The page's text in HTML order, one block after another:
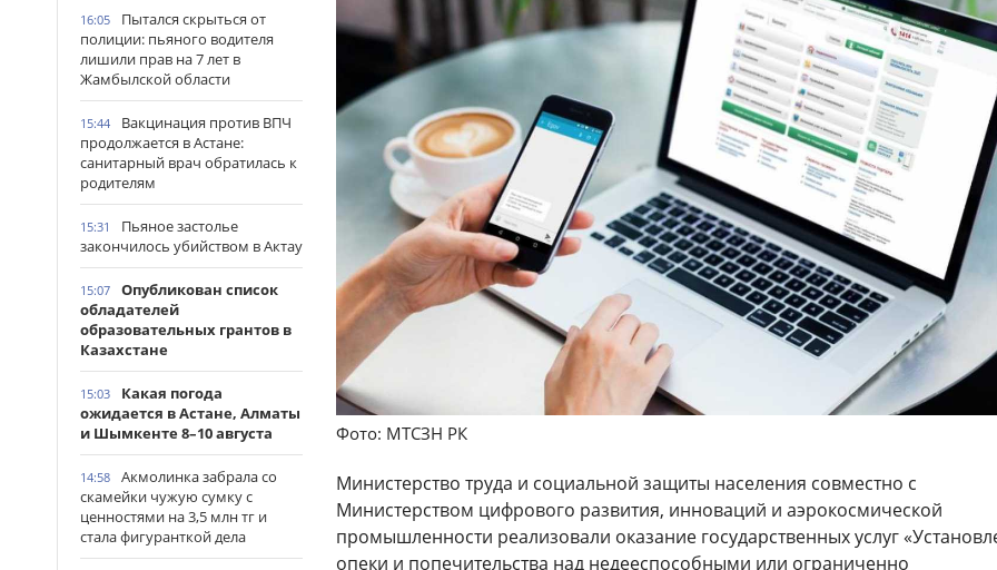
16:05
Пытался скрыться от
полиции: пьяного водителя
лишили прав на 7 лет в
Жамбылской области
15:44
Вакцинация против ВПЧ
продолжается в Астане:
санитарный врач обратилась к
родителям
15:31
Пьяное застолье
закончилось убийством в Актау
15:07
Опубликован список
обладателей
образовательных грантов в
Казахстане
15:03
Какая погода
ожидается в Астане, Алматы
и Шымкенте 8–10 августа
14:58
Акмолинка забрала со
скамейки чужую сумку с
ценностями на 3,5 млн тг и
стала фигуранткой дела
Фото: МТСЗН РК
Министерство труда и социальной защиты населения совместно с
Министерством цифрового развития, инноваций и аэрокосмической
промышленности реализовали оказание государственных услуг
опеки и попечительства над недееспособными или ограниченно